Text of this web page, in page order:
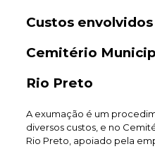
Custos
Cemitério
Rio Preto
A exumação é um
diversos custos, e no
Rio Preto, apoiado pela